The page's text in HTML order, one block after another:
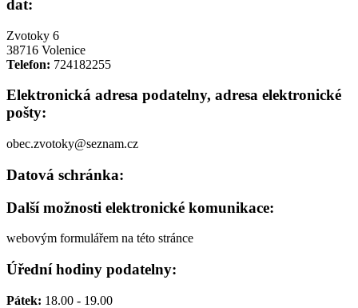
dat:
Zvotoky 6
38716 Volenice
Telefon: 724182255
Elektronická adresa podatelny, adresa elektronické
pošty:
obec.zvotoky@seznam.cz
Datová schránka:
Další možnosti elektronické komunikace:
webovým formulářem na této stránce
Úřední hodiny podatelny:
Pátek: 18.00 - 19.00